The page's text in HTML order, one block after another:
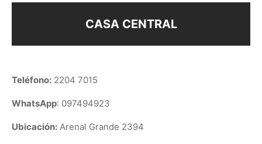
CASA CENTRAL
Teléfono: 2204 7015
WhatsApp: 097494923
Ubicación: Arenal Grande 2394